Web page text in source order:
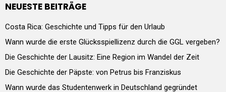
NEUESTE BEITRÄGE
Costa Rica: Geschichte und Tipps für den Urlaub
Wann wurde die erste Glücksspiellizenz durch die GGL vergeben?
Die Geschichte der Lausitz: Eine Region im Wandel der Zeit
Die Geschichte der Päpste: von Petrus bis Franziskus
Wann wurde das Studentenwerk in Deutschland gegründet